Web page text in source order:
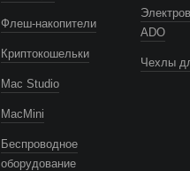
Флеш-накопители
Криптокошельки
Mac Studio
MacMini
Беспроводное
оборудование
ADO
Чехлы